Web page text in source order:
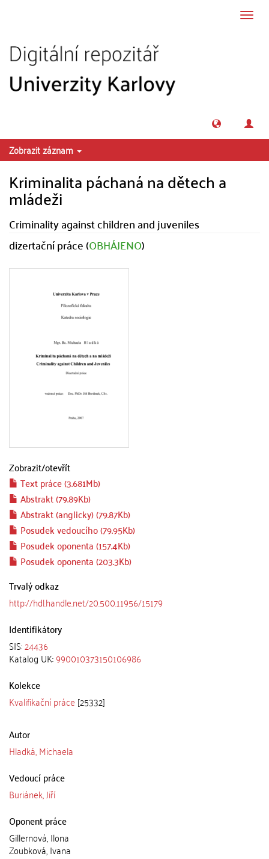
Zobrazit záznam
Kriminalita páchaná na dětech a
mládeži
Criminality against children and juveniles
dizertační práce (OBHÁJENO)
Zobrazit/otevřít
Text práce (3.681Mb)
Abstrakt (79.89Kb)
Abstrakt (anglicky) (79.87Kb)
Posudek vedoucího (79.95Kb)
Posudek oponenta (157.4Kb)
Posudek oponenta (203.3Kb)
Trvalý odkaz
http://hdl.handle.net/20.500.11956/15179
Identifikátory
SIS:24436
Katalog UK:990010373150106986
Kolekce
Kvalifikační práce [25332]
Autor
Hladká, Michaela
Vedoucí práce
Buriánek, Jiří
Oponent práce
Gillernová, Ilona
Zoubková, Ivana